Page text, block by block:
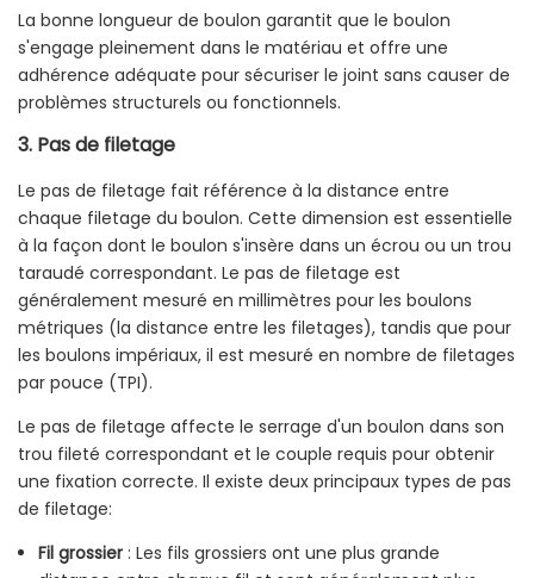
La bonne longueur de boulon garantit que le boulon
s'engage pleinement dans le matériau et offre une
adhérence adéquate pour sécuriser le joint sans causer de
problèmes structurels ou fonctionnels.
3. Pas de filetage
Le pas de filetage fait référence à la distance entre
chaque filetage du boulon. Cette dimension est essentielle
à la façon dont le boulon s'insère dans un écrou ou un trou
taraudé correspondant. Le pas de filetage est
généralement mesuré en millimètres pour les boulons
métriques (la distance entre les filetages), tandis que pour
les boulons impériaux, il est mesuré en nombre de filetages
par pouce (TPI).
Le pas de filetage affecte le serrage d'un boulon dans son
trou fileté correspondant et le couple requis pour obtenir
une fixation correcte. Il existe deux principaux types de pas
de filetage:
Fil grossier : Les fils grossiers ont une plus grande